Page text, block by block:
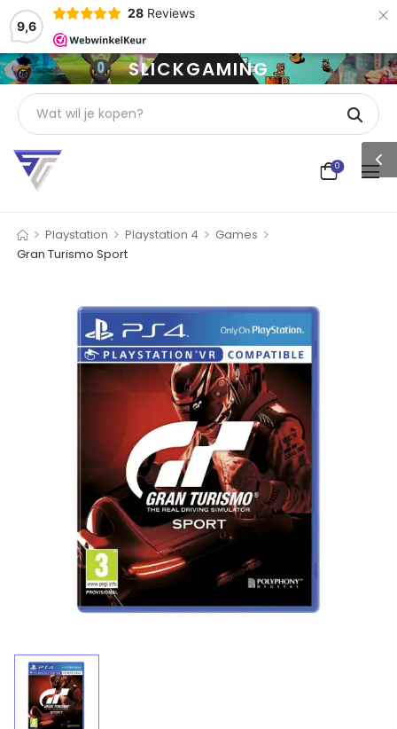
9,6
28 Reviews ×
SLICKGAMING
0
> Playstation > Playstation 4 > Games >
Gran Turismo Sport